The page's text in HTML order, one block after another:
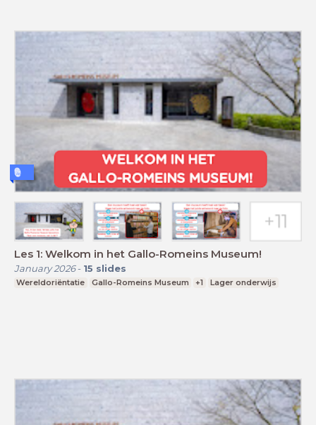
Les 1: Welkom in het Gallo-Romeins Museum!
January 2026- 15 slides
Wereldoriëntatie Gallo-Romeins Museum +1 Lager onderwijs